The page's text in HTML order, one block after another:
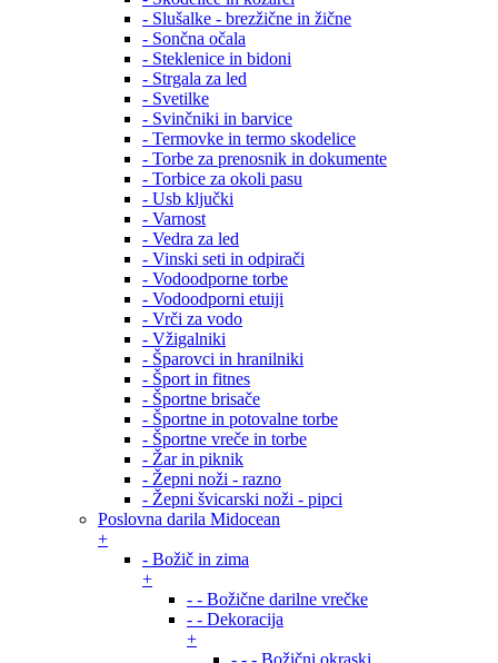
- Slušalke - brezžične in žične
- Sončna očala
- Steklenice in bidoni
- Strgala za led
- Svetilke
- Svinčniki in barvice
- Termovke in termo skodelice
- Torbe za prenosnik in dokumente
- Torbice za okoli pasu
- Usb ključki
- Varnost
- Vedra za led
- Vinski seti in odpirači
- Vodoodporne torbe
- Vodoodporni etuiji
- Vrči za vodo
- Vžigalniki
- Šparovci in hranilniki
- Šport in fitnes
- Športne brisače
- Športne in potovalne torbe
- Športne vreče in torbe
- Žar in piknik
- Žepni noži - razno
- Žepni švicarski noži - pipci
Poslovna darila Midocean
+
- Božič in zima
+
- - Božične darilne vrečke
- - Dekoracija
+
- - - Božični okraski